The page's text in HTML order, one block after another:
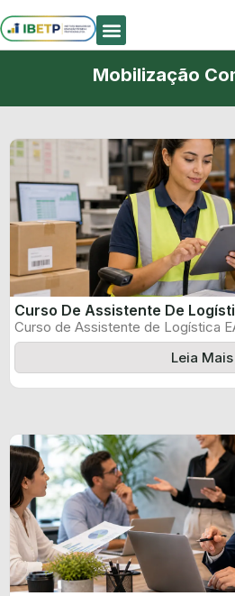
Mobilização
Curso De Assistente De
Curso de Assistente de Logística
certificado informado pelo
Leia Mais